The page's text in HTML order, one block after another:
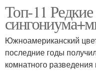
Топ-11 Редкие
Южноамериканский
последние годы
комнатного